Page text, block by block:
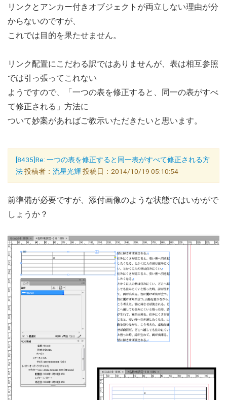
リンクとアンカー付きオブジェクトが両立しない理由が分
からないのですが、
これでは目的を果たせません。
リンク配置にこだわる訳ではありませんが、表は相互参照
では引っ張ってこれない
ようですので、「一つの表を修正すると、同一の表がすべ
て修正される」方法に
ついて妙案があればご教示いただきたいと思います。
[8435]Re: 一つの表を修正すると同一表がすべて修正される方
法投稿者： 流星光輝投稿日：2014/10/19 05:10:54
前準備が必要ですが、添付画像のような状態ではいかがで
しょうか？